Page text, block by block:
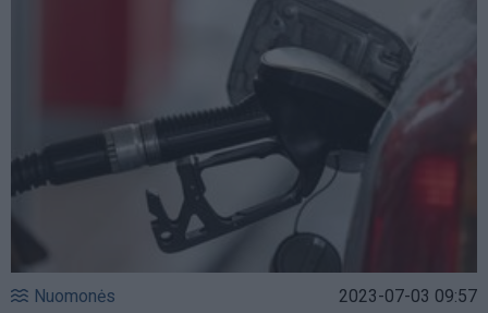
Nuomonės 2023-07-03 09:57